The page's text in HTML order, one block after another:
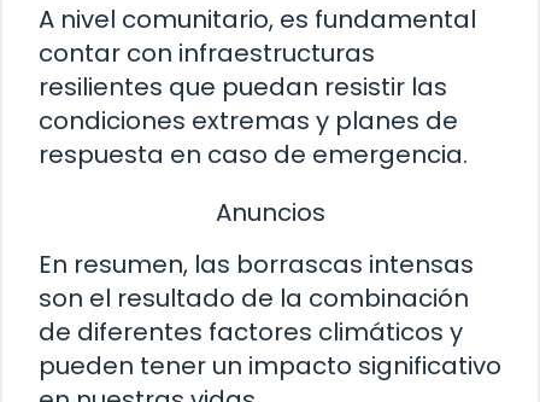
A nivel comunitario, es fundamental
contar con infraestructuras
resilientes que puedan resistir las
condiciones extremas y planes de
respuesta en caso de emergencia.
Anuncios
En resumen, las borrascas intensas
son el resultado de la combinación
de diferentes factores climáticos y
pueden tener un impacto significativo